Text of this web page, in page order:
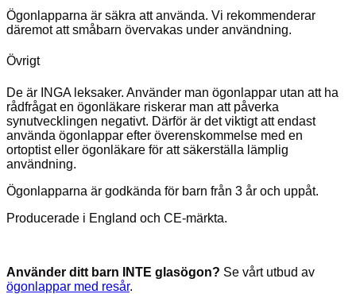
Ögonlapparna är säkra att använda. Vi rekommenderar
däremot att småbarn övervakas under användning.
Övrigt
De är INGA leksaker. Använder man ögonlappar utan att ha
rådfrågat en ögonläkare riskerar man att påverka
synutvecklingen negativt. Därför är det viktigt att endast
använda ögonlappar efter överenskommelse med en
ortoptist eller ögonläkare för att säkerställa lämplig
användning.
Ögonlapparna är godkända för barn från 3 år och uppåt.
Producerade i England och CE-märkta.
Använder ditt barn INTE glasögon? Se vårt utbud av
ögonlappar med resår.